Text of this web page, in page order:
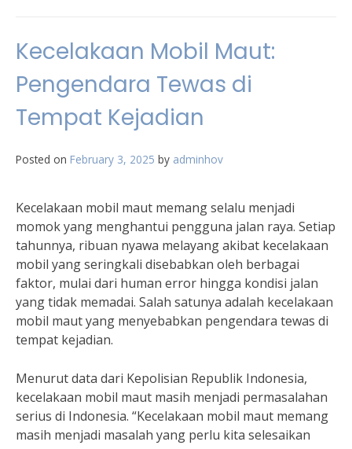
Kecelakaan Mobil Maut:
Pengendara Tewas di
Tempat Kejadian
Posted on February 3, 2025 by adminhov
Kecelakaan mobil maut memang selalu menjadi
momok yang menghantui pengguna jalan raya. Setiap
tahunnya, ribuan nyawa melayang akibat kecelakaan
mobil yang seringkali disebabkan oleh berbagai
faktor, mulai dari human error hingga kondisi jalan
yang tidak memadai. Salah satunya adalah kecelakaan
mobil maut yang menyebabkan pengendara tewas di
tempat kejadian.
Menurut data dari Kepolisian Republik Indonesia,
kecelakaan mobil maut masih menjadi permasalahan
serius di Indonesia. “Kecelakaan mobil maut memang
masih menjadi masalah yang perlu kita selesaikan